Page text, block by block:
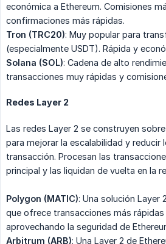
económica a Ethereum. Comisiones
confirmaciones más rápidas.
Tron (TRC20): Muy popular para
(especialmente USDT). Rápida y
Solana (SOL): Cadena de alto
transacciones muy rápidas y
Redes Layer 2
Las redes Layer 2 se construyen
para mejorar la escalabilidad y reducir
transacción. Procesan las
principal y las liquidan de vuelta en la
Polygon (MATIC): Una solución Layer
que ofrece transacciones más
aprovechando la seguridad de
Arbitrum (ARB): Una Layer 2 de